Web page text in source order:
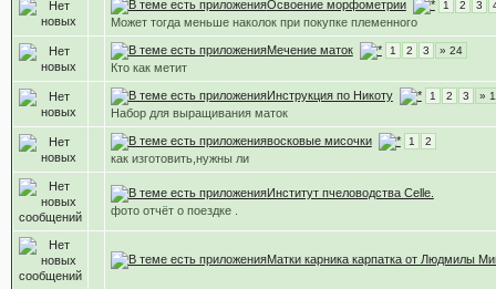
Освоение морфометрии 1 2 3
Может тогда меньше наколок при покупке племенного
Мечение маток 1 2 3 » 24
Кто как метит
Инструкция по Никоту 1 2 3 »
Набор для выращивания маток
восковые мисочки 1 2
как изготовить,нужны ли
Институт пчеловодства Celle.
фото отчёт о поездке .
Матки карника карпатка от Людмилы